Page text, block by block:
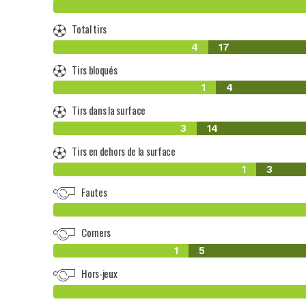
Total tirs
4 17
Tirs bloqués
1 4
Tirs dans la surface
3 14
Tirs en dehors de la surface
1 3
Fautes
Corners
1 5
Hors-jeux